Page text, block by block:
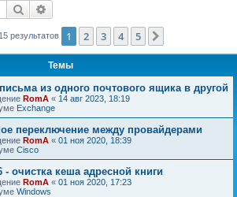
Поиск
результатов 1 2 3 4 5
Темы
из одного почтового ящика в другой
RomA « 14 авг 2023, 18:19
Exchange
переключение между провайдерами
RomA « 01 ноя 2020, 18:39
Cisco
- очистка кеша адресной книги
RomA « 01 ноя 2020, 17:23
Windows